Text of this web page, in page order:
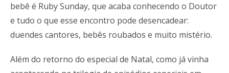
bebê é Ruby Sunday, que acaba conhecendo o Doutor
e tudo o que esse encontro pode desencadear:
duendes cantores, bebês roubados e muito mistério.
Além do retorno do especial de Natal, como já vinha